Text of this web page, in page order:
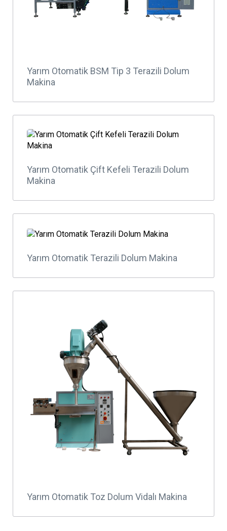
Yarım Otomatik BSM Tip 3 Terazili Dolum
Makina
Yarım Otomatik Çift Kefeli Terazili Dolum
Makina
Yarım Otomatik Terazili Dolum Makina
Yarım Otomatik Toz Dolum Vidalı Makina